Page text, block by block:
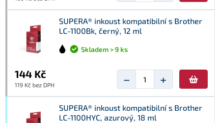
SUPERA® inkoust kompatibilní s Brother
LC-1100Bk, černý, 12 ml
Skladem > 9 ks
144 Kč
119 Kč bez DPH − +
SUPERA® inkoust kompatibilní s Brother
LC-1100HYC, azurový, 18 ml